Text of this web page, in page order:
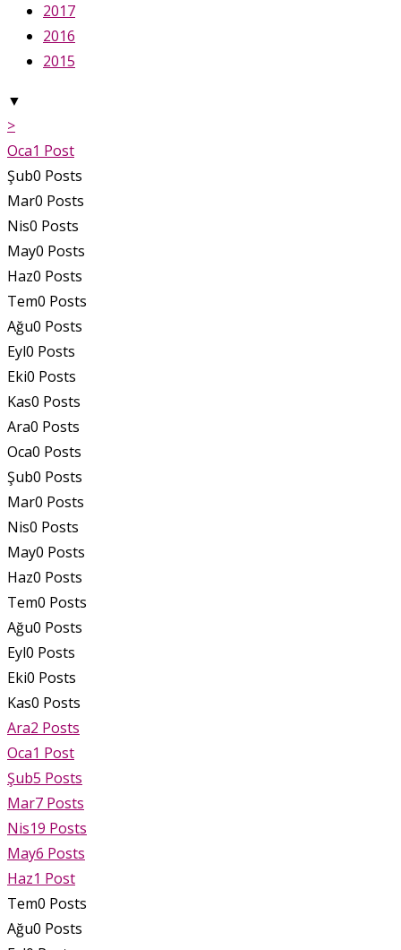
2017
2016
2015
▼
>
Oca1 Post
Şub0 Posts
Mar0 Posts
Nis0 Posts
May0 Posts
Haz0 Posts
Tem0 Posts
Ağu0 Posts
Eyl0 Posts
Eki0 Posts
Kas0 Posts
Ara0 Posts
Oca0 Posts
Şub0 Posts
Mar0 Posts
Nis0 Posts
May0 Posts
Haz0 Posts
Tem0 Posts
Ağu0 Posts
Eyl0 Posts
Eki0 Posts
Kas0 Posts
Ara2 Posts
Oca1 Post
Şub5 Posts
Mar7 Posts
Nis19 Posts
May6 Posts
Haz1 Post
Tem0 Posts
Ağu0 Posts